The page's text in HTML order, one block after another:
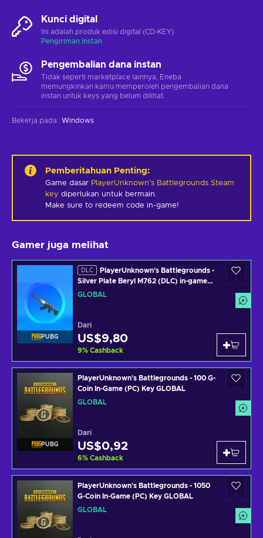
Kunci digital
Ini adalah produk edisi digital (CD-KEY)
Pengiriman instan
Pengembalian dana instan
Tidak seperti marketplace lainnya, Eneba
memungkinkan kamu memperoleh pengembalian dana
instan untuk keys yang belum dilihat.
Bekerja pada: Windows
Pemberitahuan Penting:
Game dasar PlayerUnknown's Battlegrounds Steam
key diperlukan untuk bermain.
Make sure to redeem code in-game!
Gamer juga melihat
PUBG
DLC
PlayerUnknown's Battlegrounds -
Silver Plate Beryl M762 (DLC) in-game
Key GLOBAL
GLOBAL
Dari
US$9,80
9% Cashback
PUBG
PlayerUnknown's Battlegrounds - 100 G-
Coin In-Game (PC) Key GLOBAL
GLOBAL
Dari
US$0,92
6% Cashback
PlayerUnknown's Battlegrounds - 1050
G-Coin In-Game (PC) Key GLOBAL
GLOBAL